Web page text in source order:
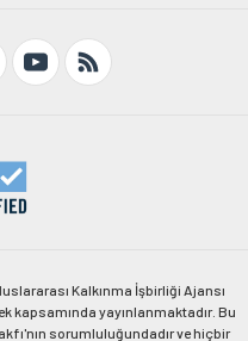
Kalkınma İşbirliği Ajansı
kapsamında yayınlanmaktadır. Bu
sorumluluğundadır ve hiçbir